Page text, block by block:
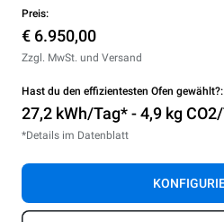
Preis:
€ 6.950,00
Zzgl. MwSt. und Versand
Hast du den effizientesten Ofen gewählt?:
27,2 kWh/Tag* - 4,9 kg
*Details im Datenblatt